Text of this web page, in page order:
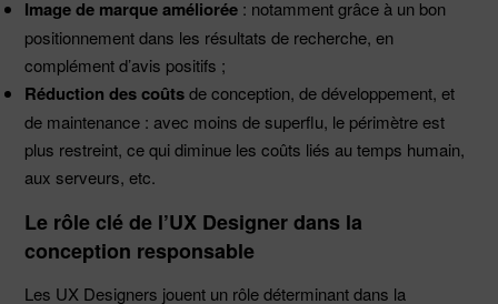
Image de marque améliorée : notamment grâce à un bon
positionnement dans les résultats de recherche, en
complément d’avis positifs ;
Réduction des coûtsde conception, de développement, et
de maintenance : avec moins de superflu, le périmètre est
plus restreint, ce qui diminue les coûts liés au temps humain,
aux serveurs, etc.
Le rôle clé de l’UX Designer dans la
conception responsable
Les UX Designers jouent un rôle déterminant dans la